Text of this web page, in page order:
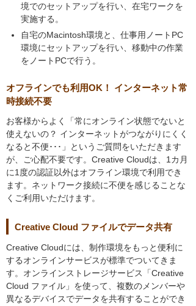
境でのセットアップを行い、在宅ワークを
実施する。
自宅のMacintosh環境と、仕事用ノートPC
環境にセットアップを行い、移動中の作業
をノートPCで行う。
オフラインでも利用OK！ インターネット常
時接続不要
お客様からよく「常にオンライン状態でないと
使えないの？ インターネットがつながりにくく
なると不便･･･」というご質問をいただきます
が、ご心配不要です。Creative Cloudは、1カ月
に1度の認証以外はオフライン環境で利用でき
ます。ネットワーク接続に不便を感じることな
くご利用いただけます。
Creative Cloud ファイルでデータ共有
Creative Cloudには、制作環境をもっと便利に
するオンラインサービスが標準でついてきま
す。オンラインストレージサービス「Creative
Cloud ファイル」を使って、複数のメンバーや
異なるデバイスでデータを共有することができ